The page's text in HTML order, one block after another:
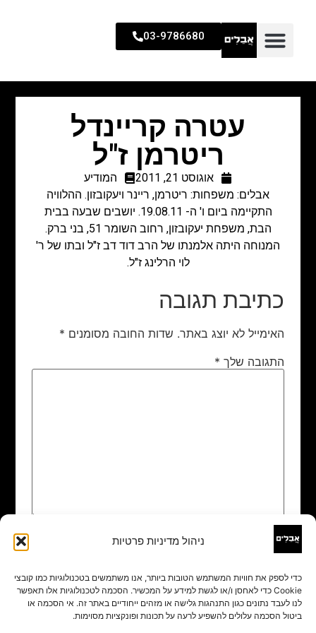
ניהול מדיניות פרטיות
כדי לספק את חוויות המשתמש הטובות ביותר, אנו משתמשים בטכנולוגיות כמו קובצי
Cookie כדי לאחסן ו/או לגשת למידע על המכשיר. הסכמה לטכנולוגיות אלו תאפשר
לנו לעבד נתונים כגון התנהגות גלישה או מזהים ייחודיים באתר זה. אי הסכמה או
ביטול הסכמה עלולים להשפיע לרעה על תכונות ופונקציות מסוימות.
03-9786680
עטרה קריינדל
ריטרמן ז"ל
אוגוסט 21, 2011
המודיע
אבלים: משפחות: ריטרמן, ריינר ויעקובזון. ההלוויה
התקיימה ביום ו' ה- 19.08.11. יושבים שבעה בבית
הבת, משפחת יעקובזון, רחוב השומר 51, בני ברק.
המנוחה היתה אלמנתו של הרב דוד דב ז"ל ובתו של ר'
לוי הרלינג ז"ל.
כתיבת תגובה
האימייל לא יוצג באתר. שדות החובה מסומנים *
התגובה שלך *
שם
אימייל*